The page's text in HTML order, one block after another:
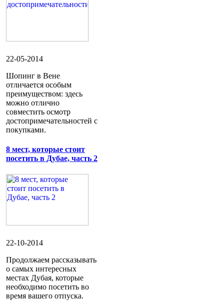
22-05-2014
Шопинг в Вене
отличается особым
преимуществом: здесь
можно отлично
совместить осмотр
достопримечательностей с
покупками.
8 мест, которые стоит
посетить в Дубае, часть 2
22-10-2014
Продолжаем рассказывать
о самых интересных
местах Дубая, которые
необходимо посетить во
время вашего отпуска.